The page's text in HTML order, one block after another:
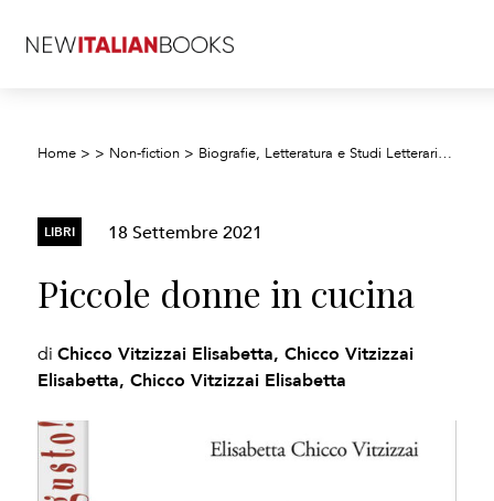
Home > > Non-fiction > Biografie, Letteratura e Studi Letterari>
LIBRI 18 Settembre 2021
Piccole donne in cucina
diChicco Vitzizzai Elisabetta, Chicco Vitzizzai
Elisabetta, Chicco Vitzizzai Elisabetta